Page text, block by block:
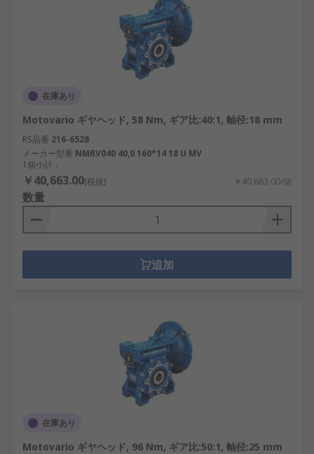
在庫あり
Motovario ギヤヘッド, 58 Nm, ギア比:40:1, 軸径:18 mm
RS品番 216-6528
メーカー型番 NMRV040 40,0 160*14 18 U MV
1個小計：
￥40,663.00(税抜) ￥40,663.00/個
数量
追加
在庫あり
Motovario ギヤヘッド, 96 Nm, ギア比:50:1, 軸径:25 mm